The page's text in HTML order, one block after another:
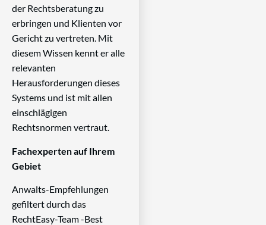
der Rechtsberatung zu
erbringen und Klienten vor
Gericht zu vertreten. Mit
diesem Wissen kennt er alle
relevanten
Herausforderungen dieses
Systems und ist mit allen
einschlägigen
Rechtsnormen vertraut.
Fachexperten auf Ihrem
Gebiet
Anwalts-Empfehlungen
gefiltert durch das
RechtEasy-Team -Best